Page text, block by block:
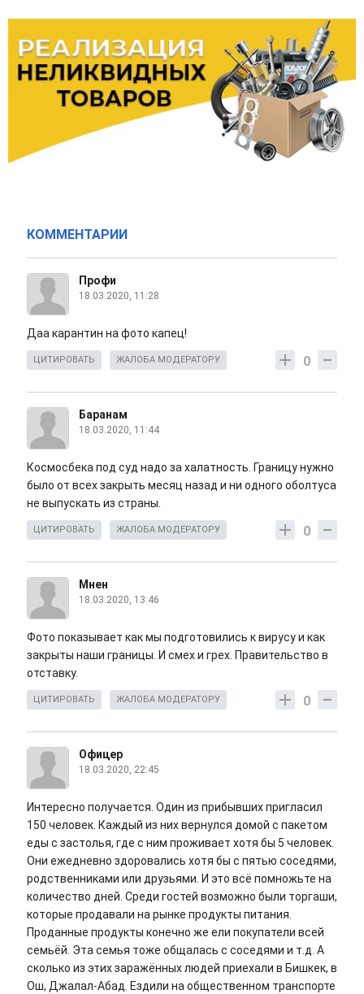
КОММЕНТАРИИ
Профи
18.03.2020, 11:28
Даа карантин на фото капец!
0
ЦИТИРОВАТЬ ЖАЛОБА МОДЕРАТОРУ
Баранам
18.03.2020, 11:44
Космосбека под суд надо за халатность. Границу нужно
было от всех закрыть месяц назад и ни одного оболтуса
не выпускать из страны.
0
ЦИТИРОВАТЬ ЖАЛОБА МОДЕРАТОРУ
Мнен
18.03.2020, 13:46
Фото показывает как мы подготовились к вирусу и как
закрыты наши границы. И смех и грех. Правительство в
отставку.
0
ЦИТИРОВАТЬ ЖАЛОБА МОДЕРАТОРУ
Офицер
18.03.2020, 22:45
Интересно получается. Один из прибывших пригласил
150 человек. Каждый из них вернулся домой с пакетом
еды с застолья, где с ним проживает хотя бы 5 человек.
Они ежедневно здоровались хотя бы с пятью соседями,
родственниками или друзьями. И это всё помножьте на
количество дней. Среди гостей возможно были торгаши,
которые продавали на рынке продукты питания.
Проданные продукты конечно же ели покупатели всей
семьёй. Эта семья тоже общалась с соседями и т.д. А
сколько из этих заражённых людей приехали в Бишкек, в
Ош, Джалал-Абад. Ездили на общественном транспорте